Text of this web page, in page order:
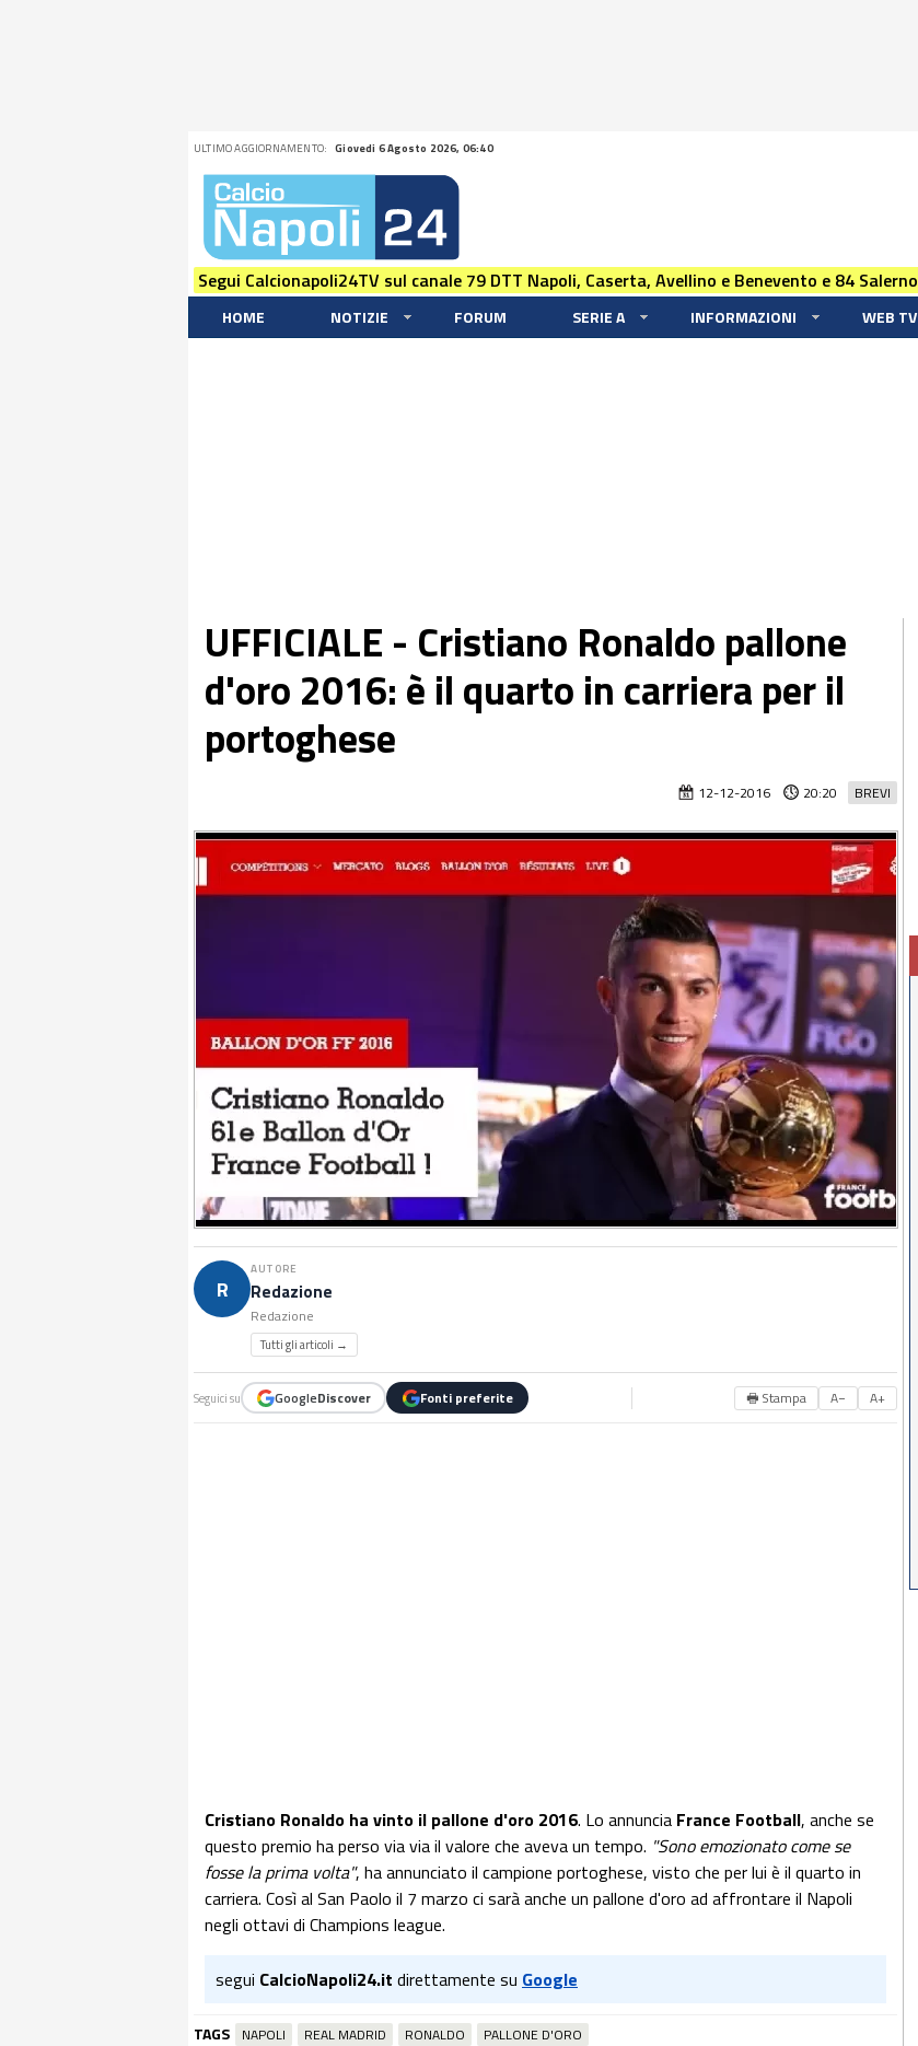
ULTIMO AGGIORNAMENTO: Giovedi 6 Agosto 2026, 06:40
Segui Calcionapoli24TV sul canale 79 DTT Napoli, Caserta, Avellino e Benevento e 84 Salerno
HOME NOTIZIE FORUM SERIE A INFORMAZIONI WEB TV
UFFICIALE - Cristiano Ronaldo pallone
d'oro 2016: è il quarto in carriera per il
portoghese
BREVI
12-12-2016 20:20
R
AUTORE
Redazione
Redazione
Tutti gli articoli →
Seguici su GoogleDiscover Fonti preferite 🖶 Stampa A− A+
Cristiano Ronaldo ha vinto il pallone d'oro 2016. Lo annuncia France Football, anche se
questo premio ha perso via via il valore che aveva un tempo. "Sono emozionato come se
fosse la prima volta", ha annunciato il campione portoghese, visto che per lui è il quarto in
carriera. Così al San Paolo il 7 marzo ci sarà anche un pallone d'oro ad affrontare il Napoli
negli ottavi di Champions league.
segui CalcioNapoli24.it direttamente su Google
TAGS NAPOLI REAL MADRID RONALDO PALLONE D'ORO